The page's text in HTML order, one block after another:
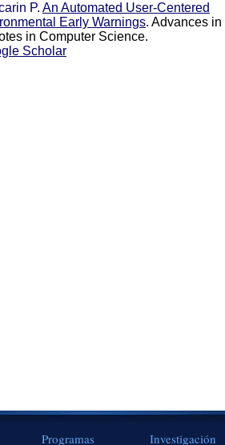
P. An Automated User-Centered
Early Warnings. Advances in
in Computer Science.
Scholar
Programas Investigación